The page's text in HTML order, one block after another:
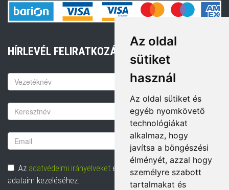
Az oldal
sütiket
használ
Az oldal sütiket és
egyéb nyomkövető
technológiákat
alkalmaz, hogy
javítsa a böngészési
élményét, azzal hogy
személyre szabott
tartalmakat és
HÍRLEVÉL FELIRATKOZÁS
Keresztnév
Vezetéknév
Email
cím
Adatvédelem
Az adatvédelmi irányelveket elolvastam és hozzájárulok
adataim kezeléséhez.